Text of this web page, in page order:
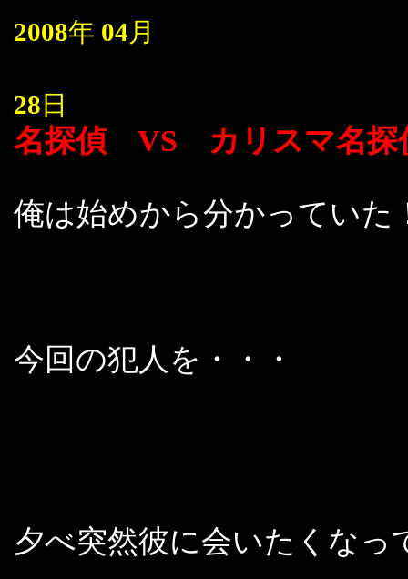
2008年 04月
28 日
名探偵 VS カリスマ名探
俺は始めから分かっていた
今回の犯人を・・・
夕べ突然彼に会いたくなっ